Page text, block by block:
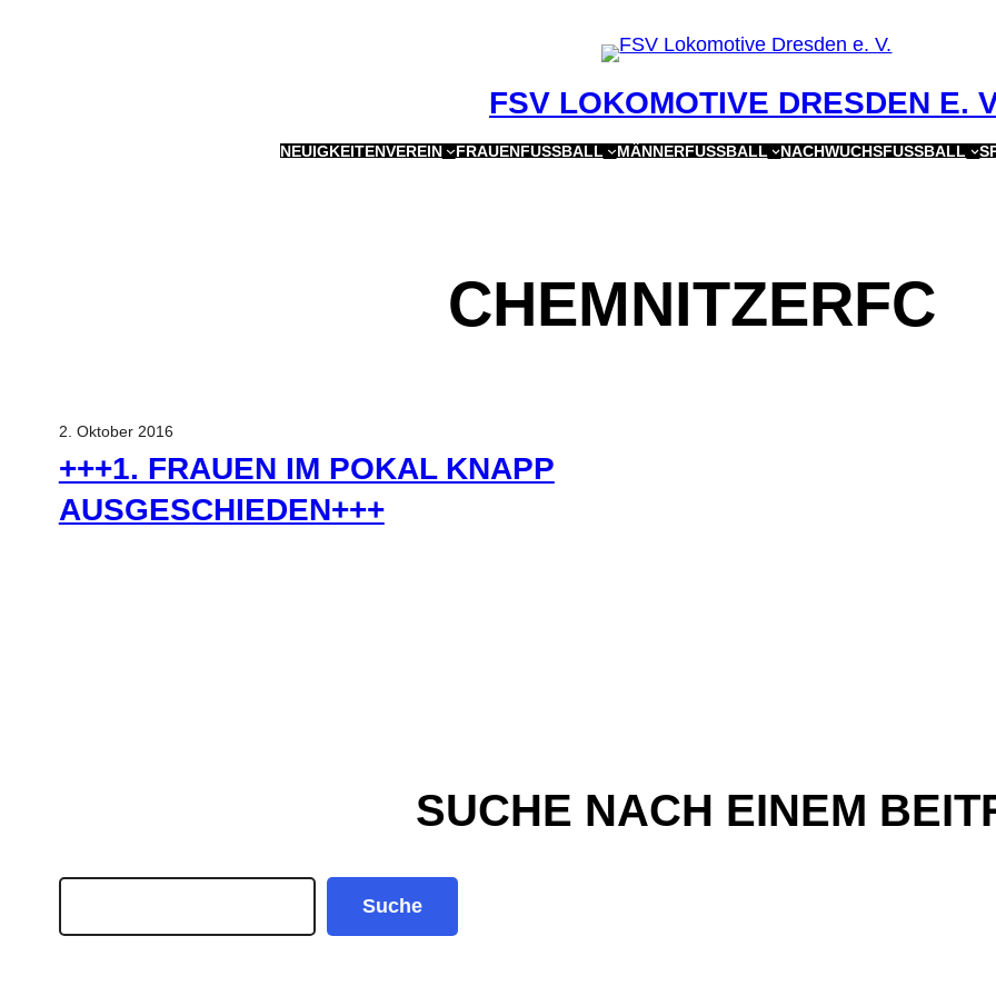
FSV LOKOMOTIVE DRESDEN E.
NEUIGKEITENVEREIN FRAUENFUSSBALL MÄNNERFUSSBALL NACHWUCHSFUSSBALL
CHEMNITZERFC
2. Oktober 2016
+++1. FRAUEN IM POKAL KNAPP
AUSGESCHIEDEN+++
SUCHE NACH EINEM
Search
Suche